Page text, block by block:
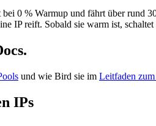
bei 0 % Warmup und fährt über rund
IP reift. Sobald sie warm ist,
und wie Bird sie im Leitfaden
IPs